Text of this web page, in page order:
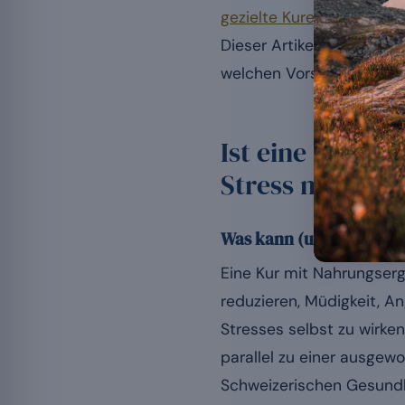
gezielte Kurenan
Dieser Artikel
welchen
Ist eine Kur
Stress
Was kann (und was
Eine Kur mit
reduzieren, Müdigkeit,
Stresses selbst zu
parallel zu einer
Schweizerischen